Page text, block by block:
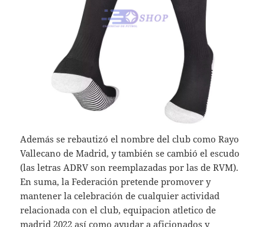
Además se rebautizó el nombre del club como Rayo
Vallecano de Madrid, y también se cambió el escudo
(las letras ADRV son reemplazadas por las de RVM).
En suma, la Federación pretende promover y
mantener la celebración de cualquier actividad
relacionada con el club, equipacion atletico de
madrid 2022 así como ayudar a aficionados y